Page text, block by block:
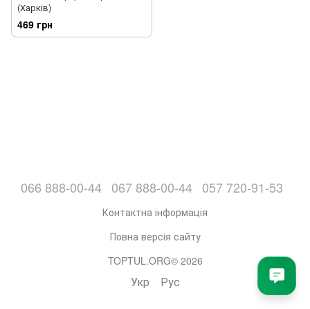
(Харків)
469 грн
066 888-00-44 067 888-00-44 057 720-91-53
Контактна інформація
Повна версія сайту
TOPTUL.ORG© 2026
Укр Рус